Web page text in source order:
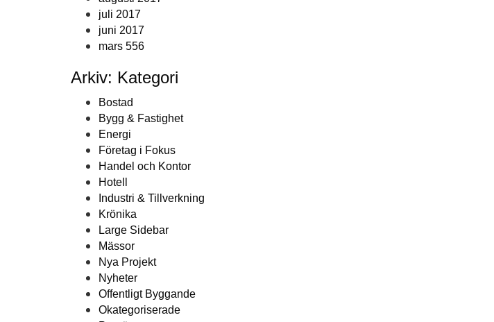
juli 2017
juni 2017
mars 556
Arkiv: Kategori
Bostad
Bygg & Fastighet
Energi
Företag i Fokus
Handel och Kontor
Hotell
Industri & Tillverkning
Krönika
Large Sidebar
Mässor
Nya Projekt
Nyheter
Offentligt Byggande
Okategoriserade